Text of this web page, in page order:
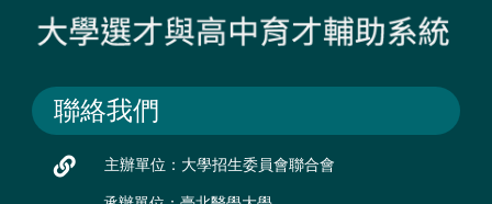
聯絡我們
主辦單位：大學招生委員會聯合會